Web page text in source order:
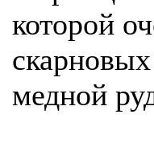
которой
медной